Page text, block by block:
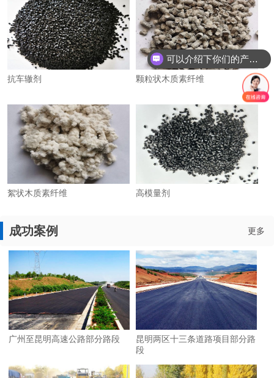
抗车辙剂 颗粒状木质素纤维
絮状木质素纤维 高模量剂
成功案例 更多
广州至昆明高速公路部分路段
昆明两区十三条道路项目部分路
段
可以介绍下你们的产品么？